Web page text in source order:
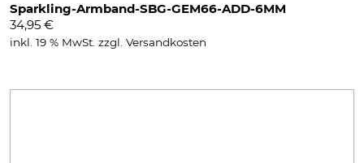
Sparkling-Armband-SBG-GEM66-ADD-6MM
34,95 €
inkl. 19 % MwSt. zzgl. Versandkosten